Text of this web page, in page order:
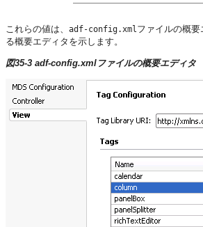
これらの値は、 adf-config.xmlファイルの概
る概要エディタを示します。
図35-3 adf-config.xmlファイルの概要エディタ